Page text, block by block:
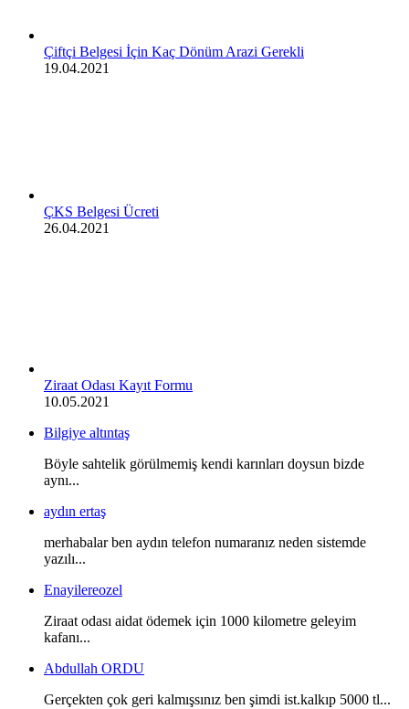
Çiftçi Belgesi İçin Kaç Dönüm Arazi Gerekli
19.04.2021
ÇKS Belgesi Ücreti
26.04.2021
Ziraat Odası Kayıt Formu
10.05.2021
Bilgiye altıntaş
Böyle sahtelik görülmemiş kendi karınları doysun bizde
aynı...
aydın ertaş
merhabalar ben aydın telefon numaranız neden sistemde
yazılı...
Enayilereozel
Ziraat odası aidat ödemek için 1000 kilometre geleyim
kafanı...
Abdullah ORDU
Gerçekten çok geri kalmışsınız ben şimdi ist.kalkıp 5000 tl...